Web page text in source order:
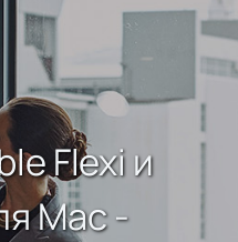
Flexi и
Mac -